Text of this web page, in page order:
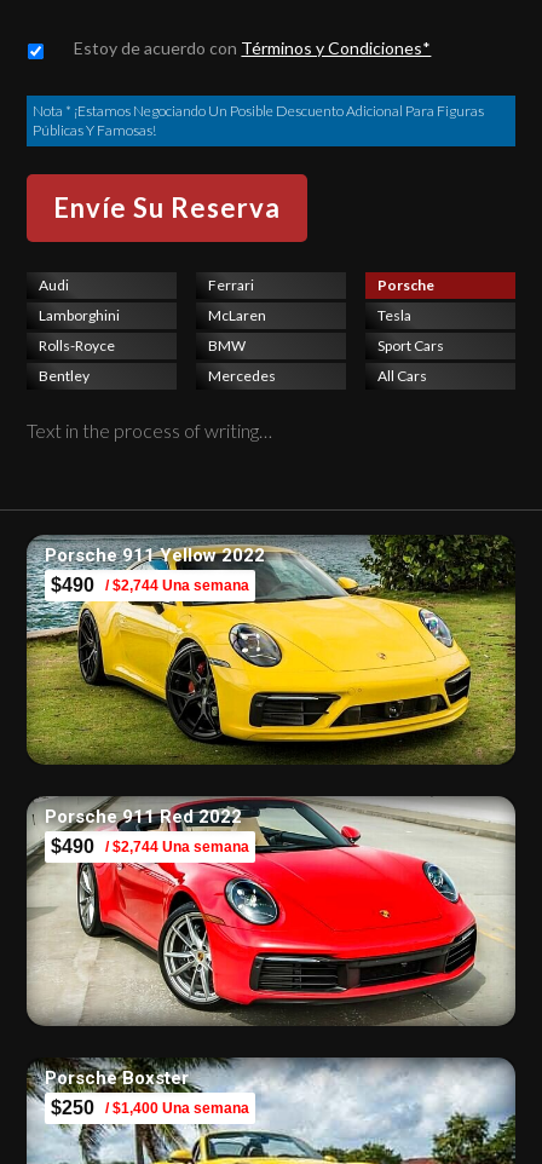
Untitled *
Estoy de acuerdo con Términos y Condiciones*
Nota * ¡Estamos Negociando Un Posible Descuento Adicional Para Figuras
Públicas Y Famosas!
Audi
Lamborghini
Rolls-Royce
Bentley
Ferrari
McLaren
BMW
Mercedes
Porsche
Tesla
Sport Cars
All Cars
Text in the process of writing…
Porsche 911 Yellow 2022
$490 / $2,744 Una semana
Porsche 911 Red 2022
$490 / $2,744 Una semana
Porsche Boxster
$250 / $1,400 Una semana